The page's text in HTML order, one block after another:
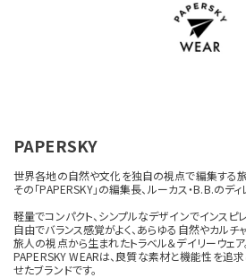
円 〜
PAPERSKY
世界各地の自然や文化を独自の視点で編集する旅
その「PAPERSKY」の編集長、ルーカス・B.B.のディ
軽量でコンパクト、シンプルなデザインでインスピ
自由でバランス感覚がよく、あらゆる自然やカルチ
旅人の視点から生まれたトラベル＆デイリーウェア
PAPERSKY WEARは、良質な素材と機能性を追
せたブランドです。